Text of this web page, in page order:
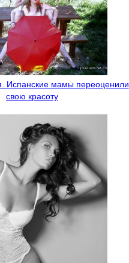
Испанские мамы переоценили
свою красоту